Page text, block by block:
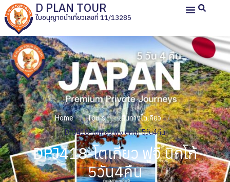
D PLAN TOUR
ใบอนุญาตนำเที่ยวเลขที่ 11/13285
Home Tours
เส้นทางโตเกียว
DPJ418-โตเกียว ฟูจิ นิกโก้ 5วัน4คืน
DPJ418-โตเกียว ฟูจิ นิกโก้
5วัน4คืน